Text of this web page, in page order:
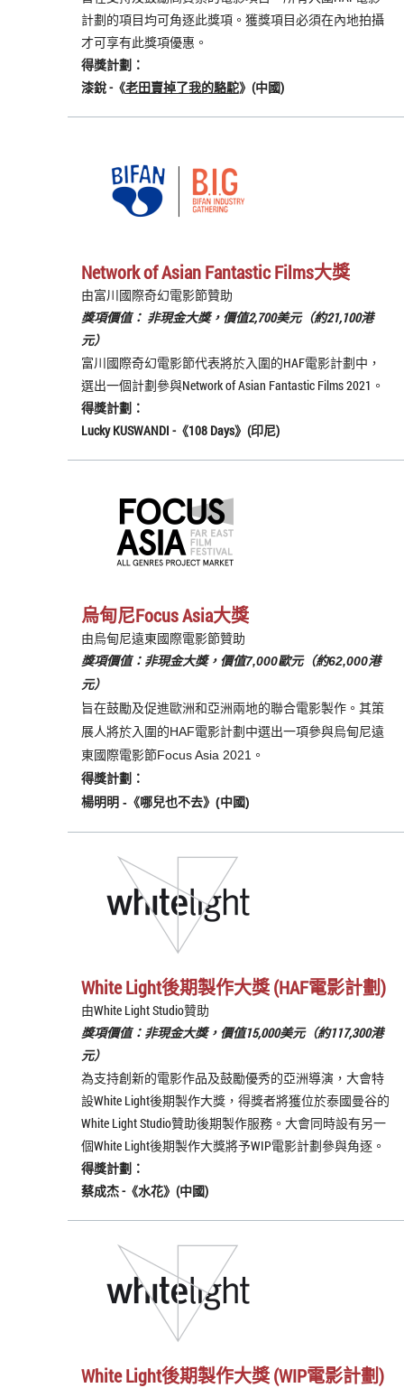
計劃的項目均可角逐此獎項。獲獎項目必須在內地拍攝
才可享有此獎項優惠。
得獎計劃：
漆銳-《老田賣掉了我的駱駝》(中國)
Network of Asian Fantastic Films大獎
由富川國際奇幻電影節贊助
獎項價值： 非現金大獎，價值2,700美元（約21,100港
元）
富川國際奇幻電影節代表將於入圍的HAF電影計劃中，
選出一個計劃參與Network of Asian Fantastic Films 2021。
得獎計劃：
Lucky KUSWANDI -《108 Days》(印尼)
烏甸尼Focus Asia大獎
由烏甸尼遠東國際電影節贊助
獎項價值：非現金大獎，價值7,000歐元（約62,000港
元）
旨在鼓勵及促進歐洲和亞洲兩地的聯合電影製作。其策
展人將於入圍的HAF電影計劃中選出一項參與烏甸尼遠
東國際電影節Focus Asia 2021。
得獎計劃：
楊明明 -《哪兒也不去》(中國)
White Light後期製作大獎 (HAF電影計劃)
由White Light Studio贊助
獎項價值：非現金大獎，價值15,000美元（約117,300港
元）
為支持創新的電影作品及鼓勵優秀的亞洲導演，大會特
設White Light後期製作大獎，得獎者將獲位於泰國曼谷的
White Light Studio贊助後期製作服務。大會同時設有另一
個White Light後期製作大獎將予WIP電影計劃參與角逐。
得獎計劃：
蔡成杰-《水花》(中國)
White Light後期製作大獎 (WIP電影計劃)